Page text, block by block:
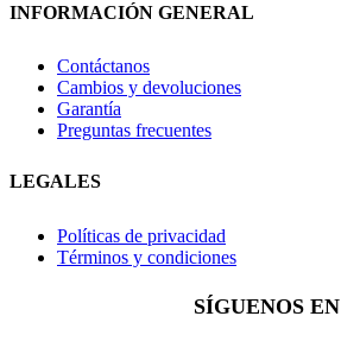
INFORMACIÓN GENERAL
Contáctanos
Cambios y devoluciones
Garantía
Preguntas frecuentes
LEGALES
Políticas de privacidad
Términos y condiciones
SÍGUENOS EN